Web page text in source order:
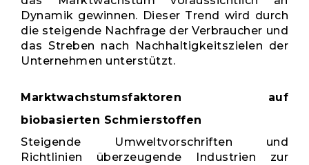
Dynamik gewinnen. Dieser Trend wird durch
die steigende Nachfrage der Verbraucher und
das Streben nach Nachhaltigkeitszielen der
Unternehmen unterstützt.
Marktwachstumsfaktoren auf
biobasierten Schmierstoffen
Steigende Umweltvorschriften und
Richtlinien überzeugende Industrien zur